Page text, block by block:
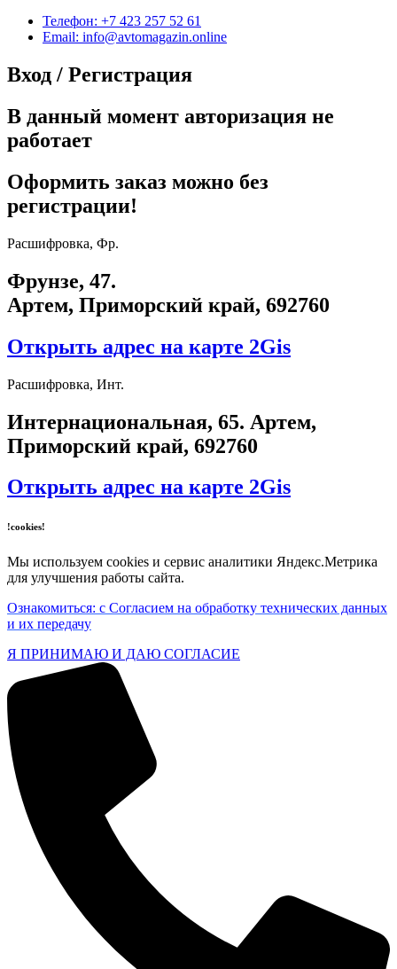
Телефон: +7 423 257 52 61
Email: info@avtomagazin.online
Вход / Регистрация
В данный момент авторизация не
работает
Оформить заказ можно без
регистрации!
Расшифровка, Фр.
Фрунзе, 47.
Артем, Приморский край, 692760
Открыть адрес на карте 2Gis
Расшифровка, Инт.
​Интернациональная, 65​. Артем,
Приморский край, 692760
Открыть адрес на карте 2Gis
!cookies!
Мы используем cookies и сервис аналитики Яндекс.Метрика
для улучшения работы сайта.
Ознакомиться: с Согласием на обработку технических данных
и их передачу
Я ПРИНИМАЮ И ДАЮ СОГЛАСИЕ